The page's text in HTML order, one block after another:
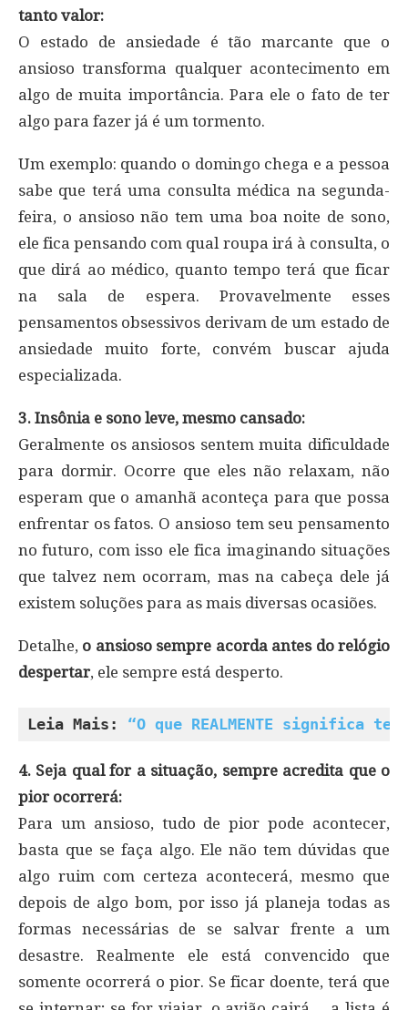
tanto valor:
O estado de ansiedade é tão marcante que o
ansioso transforma qualquer acontecimento em
algo de muita importância. Para ele o fato de ter
algo para fazer já é um tormento.
Um exemplo: quando o domingo chega e a pessoa
sabe que terá uma consulta médica na segunda-
feira, o ansioso não tem uma boa noite de sono,
ele fica pensando com qual roupa irá à consulta, o
que dirá ao médico, quanto tempo terá que ficar
na sala de espera. Provavelmente esses
pensamentos obsessivos derivam de um estado de
ansiedade muito forte, convém buscar ajuda
especializada.
3. Insônia e sono leve, mesmo cansado:
Geralmente os ansiosos sentem muita dificuldade
para dormir. Ocorre que eles não relaxam, não
esperam que o amanhã aconteça para que possa
enfrentar os fatos. O ansioso tem seu pensamento
no futuro, com isso ele fica imaginando situações
que talvez nem ocorram, mas na cabeça dele já
existem soluções para as mais diversas ocasiões.
Detalhe, o ansioso sempre acorda antes do relógio
despertar, ele sempre está desperto.
Leia Mais: “O que REALMENTE significa
4. Seja qual for a situação, sempre acredita que o
pior ocorrerá:
Para um ansioso, tudo de pior pode acontecer,
basta que se faça algo. Ele não tem dúvidas que
algo ruim com certeza acontecerá, mesmo que
depois de algo bom, por isso já planeja todas as
formas necessárias de se salvar frente a um
desastre. Realmente ele está convencido que
somente ocorrerá o pior. Se ficar doente, terá que